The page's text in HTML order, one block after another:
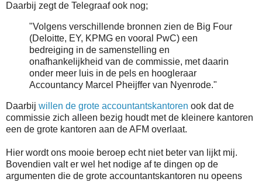
Daarbij zegt de Telegraaf ook nog;
"Volgens verschillende bronnen zien de Big Four
(Deloitte, EY, KPMG en vooral PwC) een
bedreiging in de samenstelling en
onafhankelijkheid van de commissie, met daarin
onder meer luis in de pels en hoogleraar
Accountancy Marcel Pheijffer van Nyenrode."
Daarbij willen de grote accountantskantoren ook dat de
commissie zich alleen bezig houdt met de kleinere kantoren
een de grote kantoren aan de AFM overlaat.
Hier wordt ons mooie beroep echt niet beter van lijkt mij.
Bovendien valt er wel het nodige af te dingen op de
argumenten die de grote accountantskantoren nu opeens